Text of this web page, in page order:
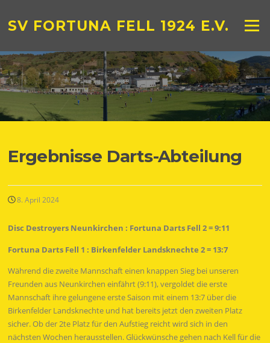
Inhalt
springen
SV FORTUNA FELL 1924 E.V. Menü
Ergebnisse Darts-Abteilung
8. April 2024
Disc Destroyers Neunkirchen : Fortuna Darts Fell 2 = 9:11
Fortuna Darts Fell 1 : Birkenfelder Landsknechte 2 = 13:7
Während die zweite Mannschaft einen knappen Sieg bei unseren
Freunden aus Neunkirchen einfährt (9:11), vergoldet die erste
Mannschaft ihre gelungene erste Saison mit einem 13:7 über die
Birkenfelder Landsknechte und hat bereits jetzt den zweiten Platz
sicher. Ob der 2te Platz für den Aufstieg reicht wird sich in den
nächsten Wochen herausstellen. Glückwünsche gehen nach Kell für die